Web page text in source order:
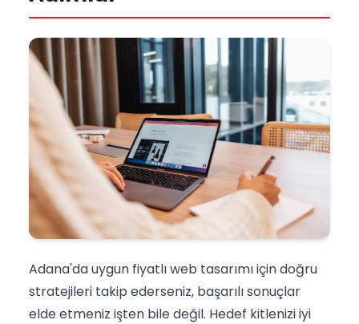
Adana'da uygun fiyatlı web tasarımı için doğru
stratejileri takip ederseniz, başarılı sonuçlar
elde etmeniz işten bile değil. Hedef kitlenizi iyi